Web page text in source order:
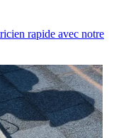
rapide avec notre